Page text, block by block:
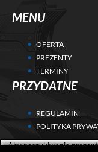
MENU
OFERTA
PREZENTY
TERMINY
PRZYDATNE
REGULAMIN
POLITYKA
Aby poszukiwania